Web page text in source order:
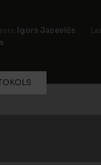
Igors Jacevičs